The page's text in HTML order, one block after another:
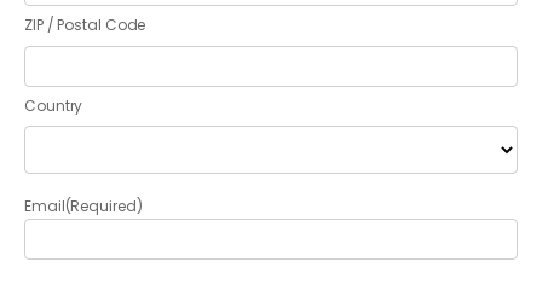
ZIP / Postal Code
Country
Email(Required)